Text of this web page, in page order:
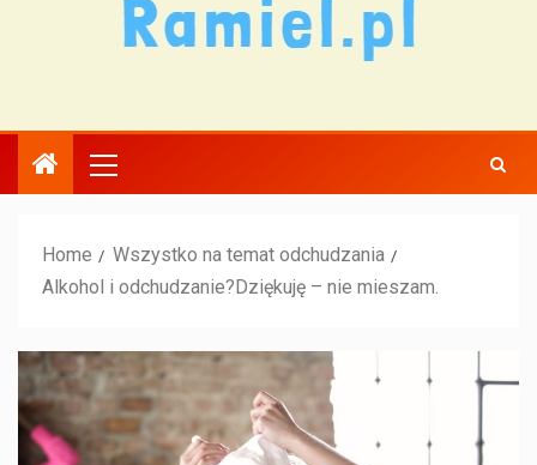
Home
Wszystko na temat odchudzania
Alkohol i odchudzanie?Dziękuję – nie mieszam.